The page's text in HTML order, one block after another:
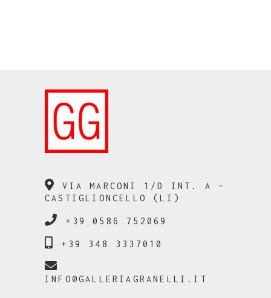
VIA MARCONI 1/D INT. A –
CASTIGLIONCELLO (LI)
+39 0586 752069
+39 348 3337010
INFO@GALLERIAGRANELLI.IT